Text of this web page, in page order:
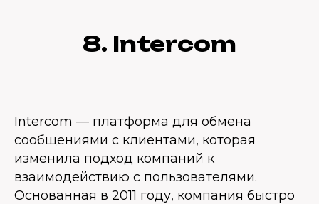
8. Intercom
Intercom — платформа для обмена
сообщениями с клиентами, которая
изменила подход компаний к
взаимодействию с пользователями.
Основанная в 2011 году, компания быстро